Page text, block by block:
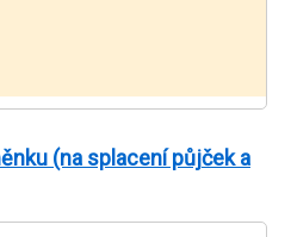
(na splacení půjček a